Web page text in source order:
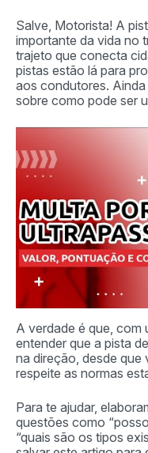
Salve, Motorista! A
importante da vida no
trajeto que conecta
pistas estão lá para
aos condutores.
sobre como pode ser
A verdade é que, com
entender que a pista
na direção, desde
respeite as normas
Para te ajudar,
questões como
“quais são os tipos